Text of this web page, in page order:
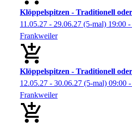
Klöppelspitzen - Traditionell
11.05.27 - 29.06.27 (5-mal) 19:00 -
Frankweiler
Klöppelspitzen - Traditionell
12.05.27 - 30.06.27 (5-mal) 09:00
Frankweiler